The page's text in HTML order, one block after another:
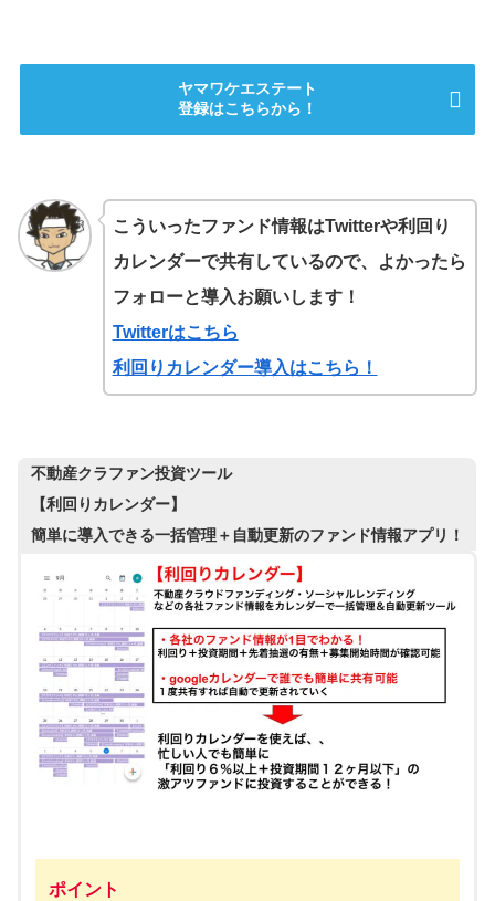
ヤマワケエステート
登録はこちらから！
こういったファンド情報はTwitterや利回り
カレンダーで共有しているので、よかったら
フォローと導入お願いします！
Twitterはこちら
利回りカレンダー導入はこちら！
不動産クラファン投資ツール
【利回りカレンダー】
簡単に導入できる一括管理＋自動更新のファンド情報アプリ！
ポイント